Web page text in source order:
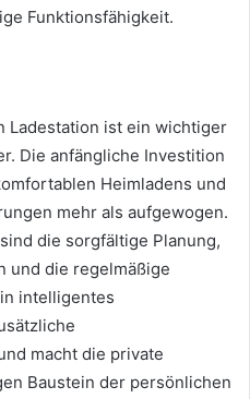
Funktionsfähigkeit.
Ladestation ist ein wichtiger
Die anfängliche Investition
Heimladens und
mehr als aufgewogen.
die sorgfältige Planung,
und die regelmäßige
intelligentes
macht die private
Baustein der persönlichen